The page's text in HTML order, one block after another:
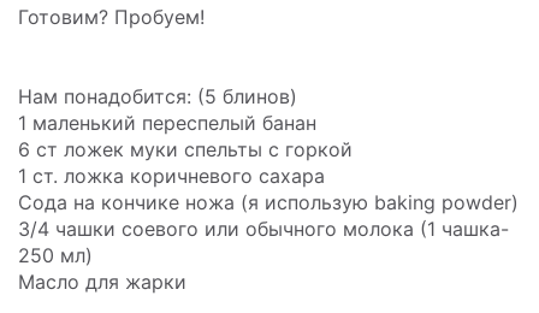
Готовим? Пробуем!
Нам понадобится: (5 блинов)
1 маленький переспелый банан
6 ст ложек муки спельты с горкой
1 ст. ложка коричневого сахара
Сода на кончике ножа (я использую baking powder)
3/4 чашки соевого или обычного молока (1 чашка-
250 мл)
Масло для жарки